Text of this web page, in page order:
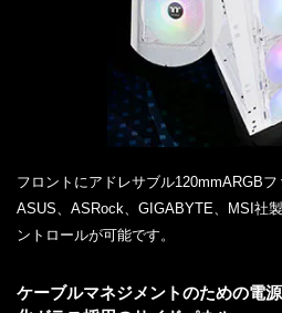
フロントにアドレサブル120mmARGBフ
ASUS、ASRock、GIGABYTE、MSI社
ントロールが可能です。
ケーブルマネジメントのための電